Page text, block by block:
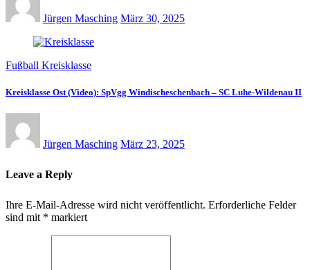
Jürgen Masching März 30, 2025
Fußball Kreisklasse
Kreisklasse Ost (Video): SpVgg Windischeschenbach – SC Luhe-Wildenau II
Jürgen Masching März 23, 2025
Leave a Reply
Ihre E-Mail-Adresse wird nicht veröffentlicht. Erforderliche Felder
sind mit * markiert